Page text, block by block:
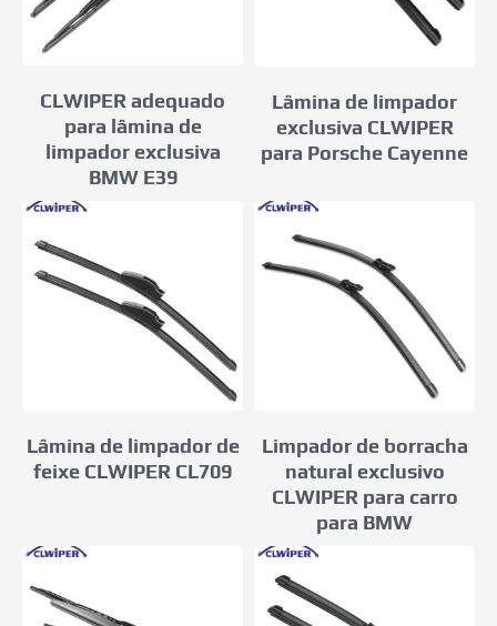
CLWIPER adequado
para lâmina de
limpador exclusiva
BMW E39
Lâmina de limpador
exclusiva CLWIPER
para Porsche Cayenne
Lâmina de limpador de
feixe CLWIPER CL709
Limpador de borracha
natural exclusivo
CLWIPER para carro
para BMW